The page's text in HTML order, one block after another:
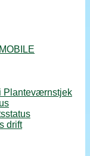
Planteværnstjek
drift